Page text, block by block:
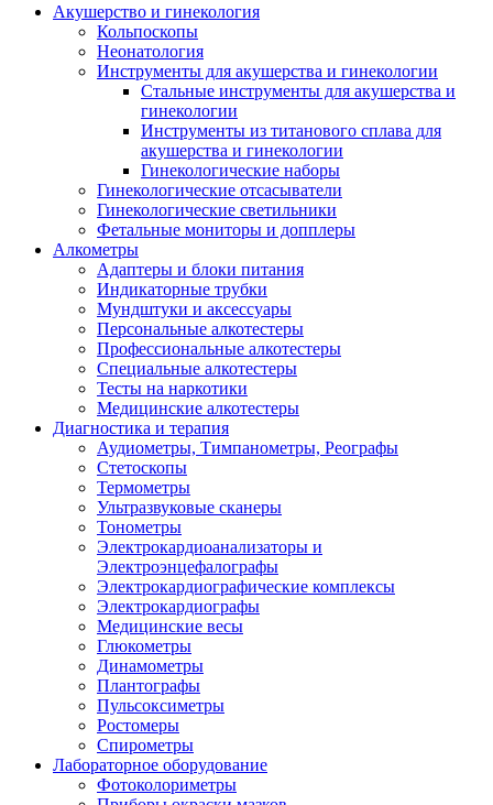
Акушерство и гинекология
Кольпоскопы
Неонатология
Инструменты для акушерства и гинекологии
Стальные инструменты для акушерства и
гинекологии
Инструменты из титанового сплава для
акушерства и гинекологии
Гинекологические наборы
Гинекологические отсасыватели
Гинекологические светильники
Фетальные мониторы и допплеры
Алкометры
Адаптеры и блоки питания
Индикаторные трубки
Мундштуки и аксессуары
Персональные алкотестеры
Профессиональные алкотестеры
Специальные алкотестеры
Тесты на наркотики
Медицинские алкотестеры
Диагностика и терапия
Аудиометры, Тимпанометры, Реографы
Стетоскопы
Термометры
Ультразвуковые сканеры
Тонометры
Электрокардиоанализаторы и
Электроэнцефалографы
Электрокардиографические комплексы
Электрокардиографы
Медицинские весы
Глюкометры
Динамометры
Плантографы
Пульсоксиметры
Ростомеры
Спирометры
Лабораторное оборудование
Фотоколориметры